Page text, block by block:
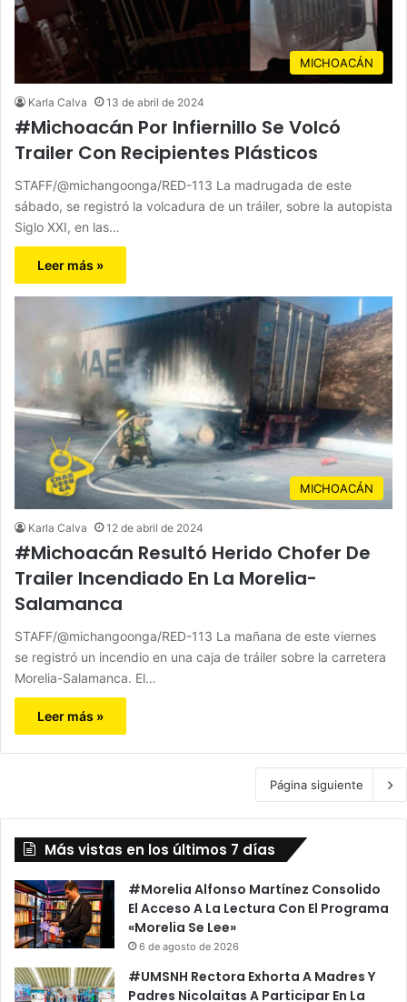
MICHOACÁN
Karla Calva 13 de abril de 2024
#Michoacán Por Infiernillo Se Volcó
Trailer Con Recipientes Plásticos
STAFF/@michangoonga/RED-113 La madrugada de este
sábado, se registró la volcadura de un tráiler, sobre la autopista
Siglo XXI, en las…
Leer más »
MICHOACÁN
Karla Calva 12 de abril de 2024
#Michoacán Resultó Herido Chofer De
Trailer Incendiado En La Morelia-
Salamanca
STAFF/@michangoonga/RED-113 La mañana de este viernes
se registró un incendio en una caja de tráiler sobre la carretera
Morelia-Salamanca. El…
Leer más »
Página siguiente
Más vistas en los últimos 7 días
#Morelia Alfonso Martínez Consolido
El Acceso A La Lectura Con El Programa
«Morelia Se Lee»
6 de agosto de 2026
#UMSNH Rectora Exhorta A Madres Y
Padres Nicolaitas A Participar En La